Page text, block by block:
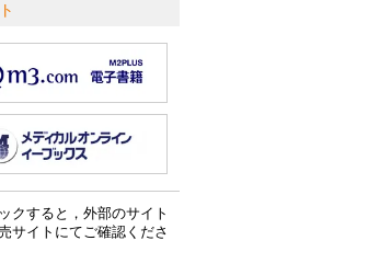
クすると，外部のサイト
サイトにてご確認くださ